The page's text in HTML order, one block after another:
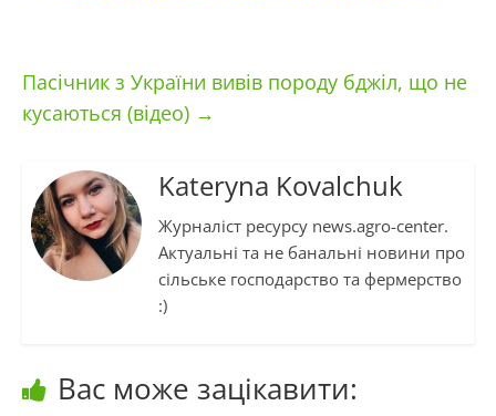
Пасічник з України вивів породу бджіл, що не
кусаються (відео) →
Kateryna Kovalchuk
Журналіст ресурсу news.agro-center.
Актуальні та не банальні новини про
сільське господарство та фермерство
:)
Вас може зацікавити: